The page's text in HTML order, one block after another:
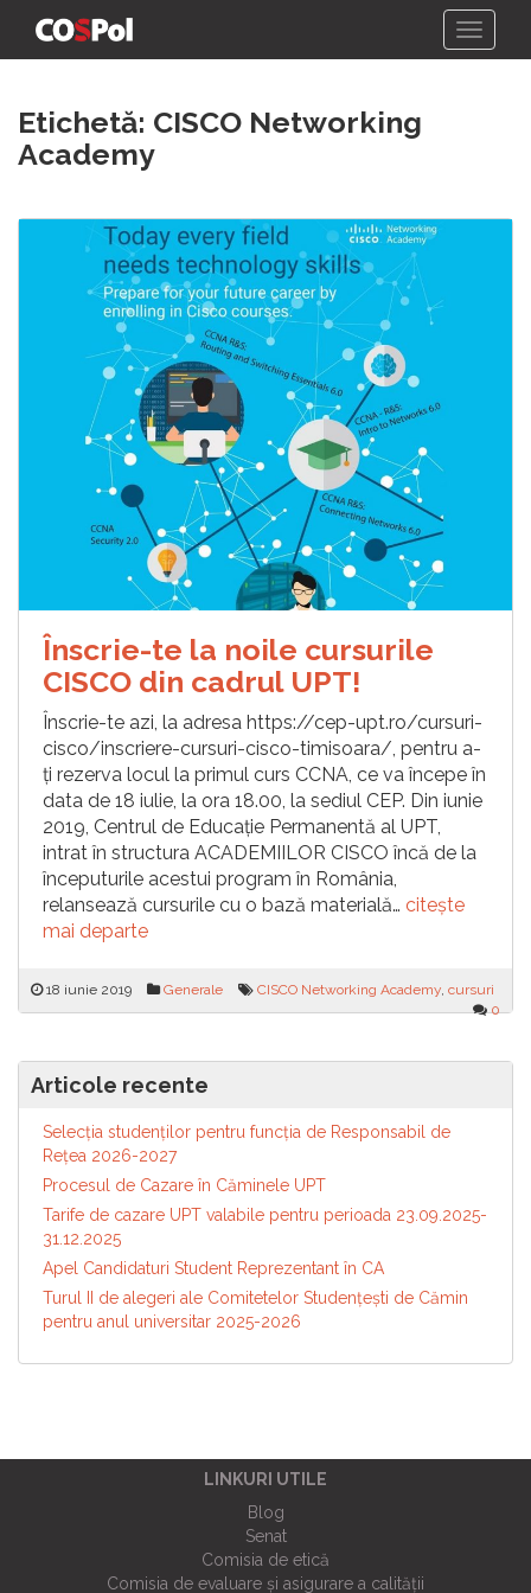
content
Etichetă: CISCO Networking
Academy
Înscrie-te la noile cursurile
CISCO din cadrul UPT!
Înscrie-te azi, la adresa https://cep-upt.ro/cursuri-
cisco/inscriere-cursuri-cisco-timisoara/, pentru a-
ți rezerva locul la primul curs CCNA, ce va începe în
data de 18 iulie, la ora 18.00, la sediul CEP. Din iunie
2019, Centrul de Educație Permanentă al UPT,
intrat în structura ACADEMIILOR CISCO încă de la
începuturile acestui program în România,
relansează cursurile cu o bază materială… citește
mai departe
18 iunie 2019 Generale CISCO Networking Academy, cursuri
0
Articole recente
Selecția studenților pentru funcția de Responsabil de
Reţea 2026-2027
Procesul de Cazare în Căminele UPT
Tarife de cazare UPT valabile pentru perioada 23.09.2025-
31.12.2025
Apel Candidaturi Student Reprezentant în CA
Turul II de alegeri ale Comitetelor Studențești de Cămin
pentru anul universitar 2025-2026
LINKURI UTILE
Blog
Senat
Comisia de etică
Comisia de evaluare și asigurare a calității